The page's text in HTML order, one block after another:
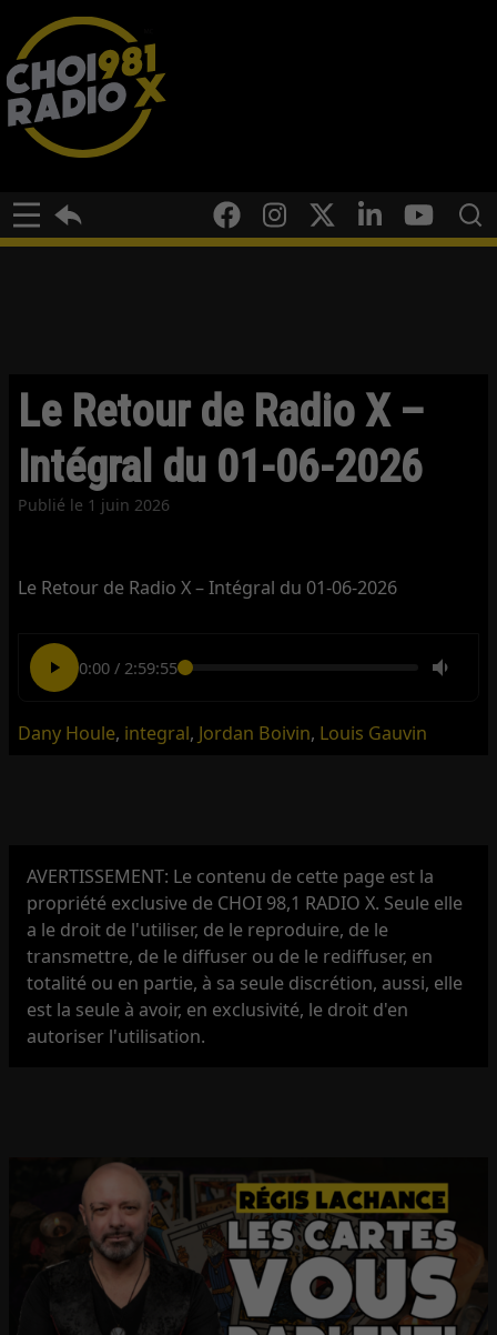
Le Retour de Radio X –
Intégral du 01-06-2026
Publié le 1 juin 2026
Le Retour de Radio X – Intégral du 01-06-2026
0:00/ 2:59:55
Dany Houle, integral, Jordan Boivin, Louis Gauvin
AVERTISSEMENT: Le contenu de cette page est la
propriété exclusive de CHOI 98,1 RADIO X. Seule elle
a le droit de l'utiliser, de le reproduire, de le
transmettre, de le diffuser ou de le rediffuser, en
totalité ou en partie, à sa seule discrétion, aussi, elle
est la seule à avoir, en exclusivité, le droit d'en
autoriser l'utilisation.